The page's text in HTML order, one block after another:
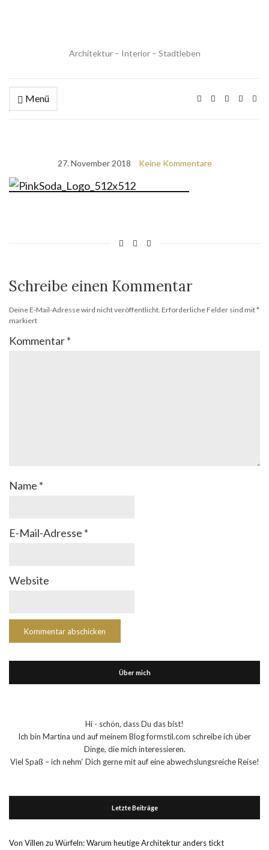
Architektur – Interior – Stadtleben
Menü
27. November 2018 Keine Kommentare
Schreibe einen Kommentar
Deine E-Mail-Adresse wird nicht veröffentlicht. Erforderliche Felder sind mit*
markiert
Kommentar*
Name *
E-Mail-Adresse *
Website
Über mich
Hi - schön, dass Du das bist!
Ich bin Martina und auf meinem Blog formstil.com schreibe ich über
Dinge, die mich interessieren.
Viel Spaß – ich nehm‘ Dich gerne mit auf eine abwechslungsreiche Reise!
Letzte Beiträge
Von Villen zu Würfeln: Warum heutige Architektur anders tickt